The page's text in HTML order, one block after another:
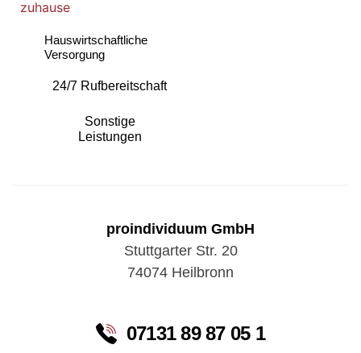
Hauswirtschaftliche
Versorgung
24/7 Rufbereitschaft
Sonstige
Leistungen
proindividuum GmbH
Stuttgarter Str. 20
74074 Heilbronn
07131 89 87 05 1